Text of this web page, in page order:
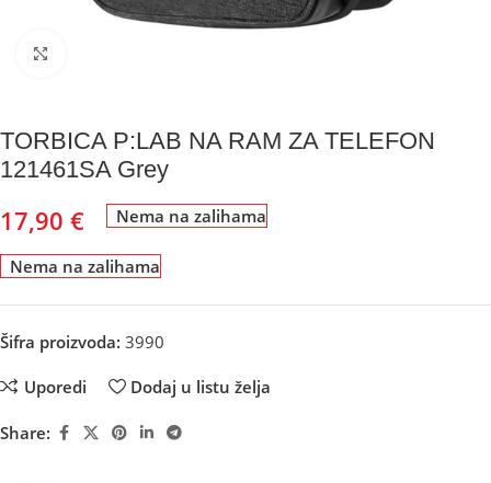
TORBICA P:LAB NA RAM ZA TELEFON
121461SA Grey
17,90 € Nema na zalihama
Nema na zalihama
Šifra proizvoda: 3990
Uporedi Dodaj u listu želja
Share: